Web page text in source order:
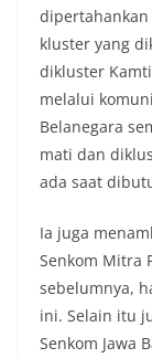
kluster yang
dikluster
melalui
Belanegara
mati dan
ada saat
Ia juga
Senkom Mitra
sebelumnya,
ini. Selain itu
Senkom Jawa